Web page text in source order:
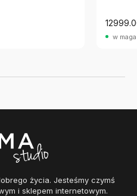
w
życia. Jesteśmy czymś
i sklepem internetowym.